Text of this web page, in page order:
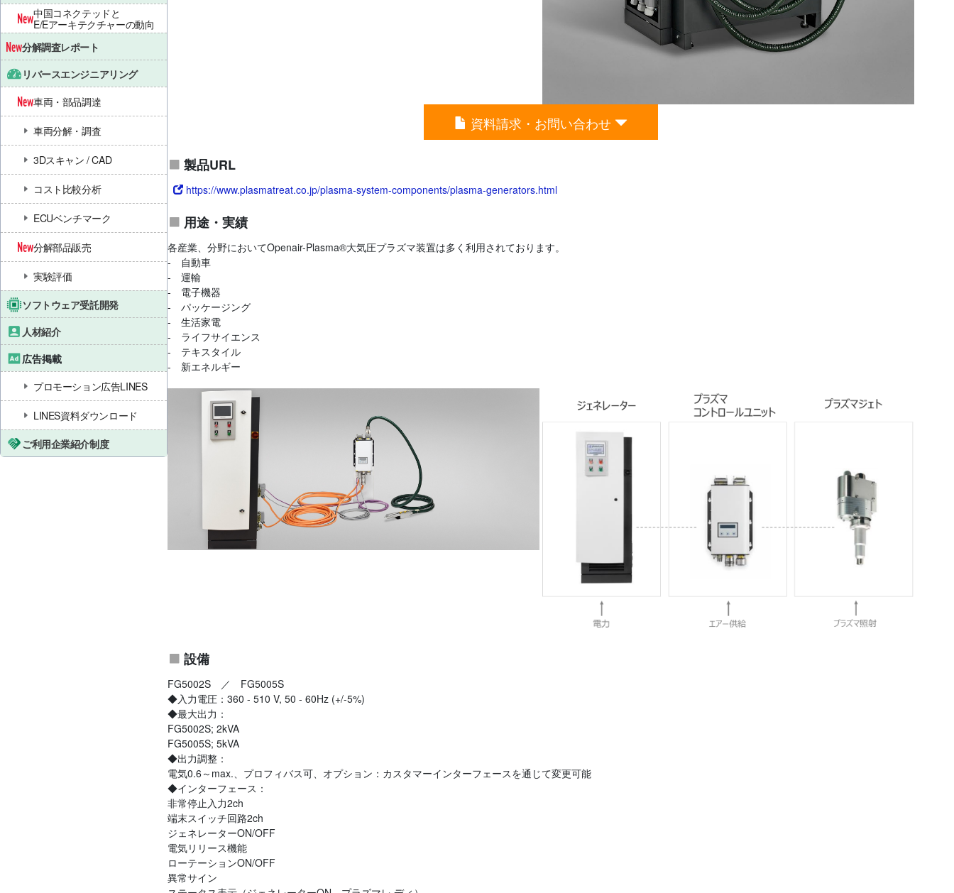
中国コネクテッドと
E/Eアーキテクチャーの動向
分解調査レポート
リバースエンジニアリング
車両・部品調達
車両分解・調査
3Dスキャン / CAD
コスト比較分析
ECUベンチマーク
分解部品販売
実験評価
ソフトウェア受託開発
人材紹介
広告掲載
プロモーション広告LINES
LINES資料ダウンロード
ご利用企業紹介制度
資料請求・お問い合わせ
製品URL
https://www.plasmatreat.co.jp/plasma-system-components/plasma-generators.html
用途・実績
各産業、分野においてOpenair-Plasma®大気圧プラズマ装置は多く利用されております。
‐ 自動車
‐ 運輸
‐ 電子機器
‐ パッケージング
‐ 生活家電
‐ ライフサイエンス
‐ テキスタイル
‐ 新エネルギー
設備
FG5002S ／ FG5005S
◆入力電圧：360 - 510 V, 50 - 60Hz (+/-5%)
◆最大出力：
FG5002S; 2kVA
FG5005S; 5kVA
◆出力調整：
電気0.6～max.、プロフィバス可、オプション：カスタマーインターフェースを通じて変更可能
◆インターフェース：
非常停止入力2ch
端末スイッチ回路2ch
ジェネレーターON/OFF
電気リリース機能
ローテーションON/OFF
異常サイン